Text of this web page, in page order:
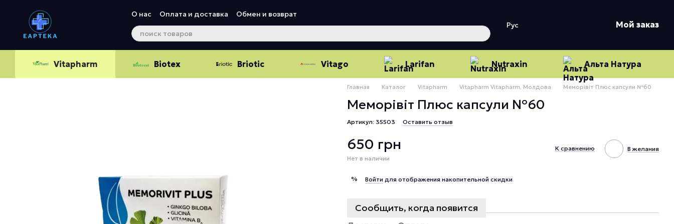
О нас Оплата и доставка
Обмен и возврат
Рус
Мой заказ
Vitapharm Biotex Briotic Vitago Larifan Nutraxin Альта Натура
Главная Каталог Vitapharm Vitapharm Vitapharm, Молдова Меморівіт Плюс капсули №60
Меморівіт Плюс капсули №60
Артикул: 35503 Оставить отзыв
650 грн
Нет в наличии
К сравнению В желания
% Войти для отображения накопительной скидки
Сообщить, когда появится